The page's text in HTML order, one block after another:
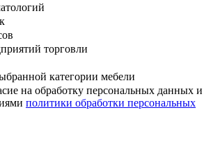
торговли
категории мебели
на обработку персональных данных и
политики обработки персональных